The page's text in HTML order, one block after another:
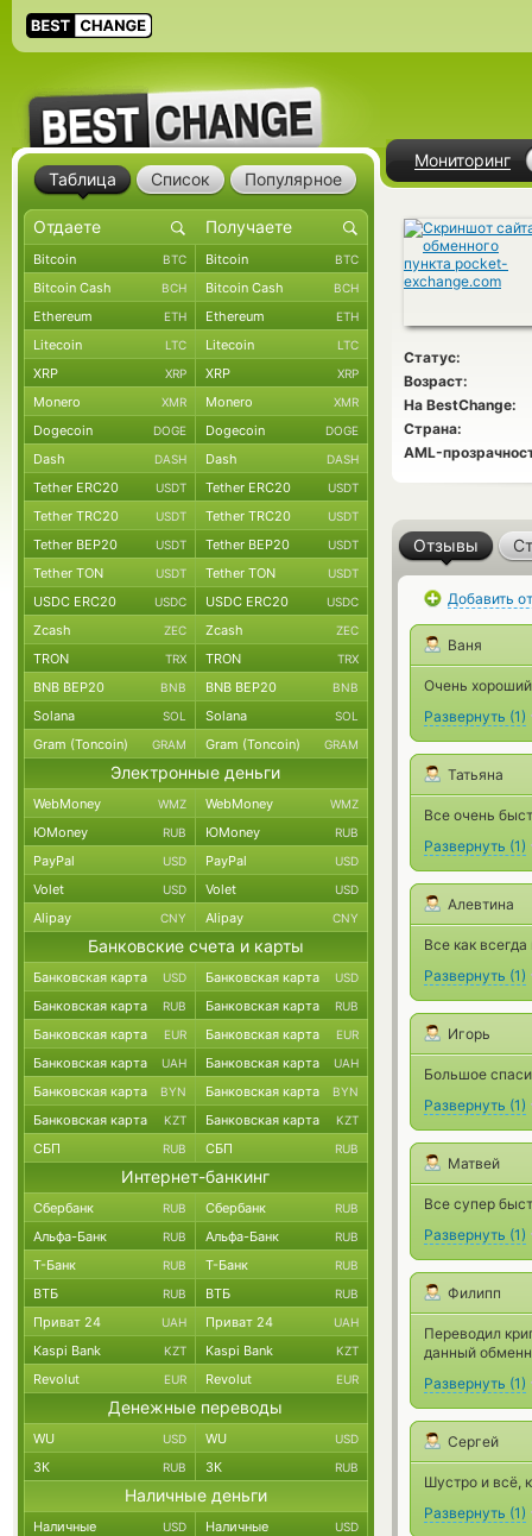
Мониторинг
Статус:
Возраст:
На BestChange:
Страна:
AML-
Отзывы
Добавить
Ваня
Очень
Развернуть (1)
Татьяна
Все очень
Развернуть (1)
Алевтина
Все как
Развернуть (1)
Игорь
Большое
Развернуть (1)
Матвей
Все супер
Развернуть (1)
Филипп
Переводил
данный
Развернуть (1)
Сергей
Шустро и всё,
Развернуть (1)
Таблица Список Популярное
Bitcoin BTC Bitcoin BTC
Bitcoin Cash BCH Bitcoin Cash BCH
Ethereum ETH Ethereum ETH
Litecoin LTC Litecoin LTC
XRP XRP XRP XRP
Monero XMR Monero XMR
Dogecoin DOGE Dogecoin DOGE
Dash DASH Dash DASH
Tether ERC20 USDT Tether ERC20 USDT
Tether TRC20 USDT Tether TRC20 USDT
Tether BEP20 USDT Tether BEP20 USDT
Tether TON USDT Tether TON USDT
USDC ERC20 USDC USDC ERC20 USDC
Zcash ZEC Zcash ZEC
TRON TRX TRON TRX
BNB BEP20 BNB BNB BEP20 BNB
Solana SOL Solana SOL
Gram (Toncoin) GRAM Gram (Toncoin) GRAM
Электронные деньги
WebMoney WMZ WebMoney WMZ
ЮMoney RUB ЮMoney RUB
PayPal USD PayPal USD
Volet USD Volet USD
Alipay CNY Alipay CNY
Банковские счета и карты
Банковская карта USD Банковская карта USD
Банковская карта RUB Банковская карта RUB
Банковская карта EUR Банковская карта EUR
Банковская карта UAH Банковская карта UAH
Банковская карта BYN Банковская карта BYN
Банковская карта KZT Банковская карта KZT
СБП RUB СБП RUB
Интернет-банкинг
Сбербанк RUB Сбербанк RUB
Альфа-Банк RUB Альфа-Банк RUB
Т-Банк RUB Т-Банк RUB
ВТБ RUB ВТБ RUB
Приват 24 UAH Приват 24 UAH
Kaspi Bank KZT Kaspi Bank KZT
Revolut EUR Revolut EUR
Денежные переводы
WU USD WU USD
ЗК RUB ЗК RUB
Наличные деньги
Наличные USD Наличные USD